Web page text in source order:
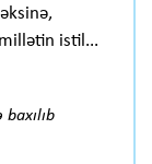
istil...